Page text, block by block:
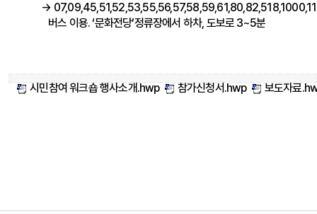
→
버스 이용. ‘문화전당’정류장에서 하차, 도보로 3~5분
시민참여 워크숍 행사소개.hwp 참가신청서.hwp 보도자료